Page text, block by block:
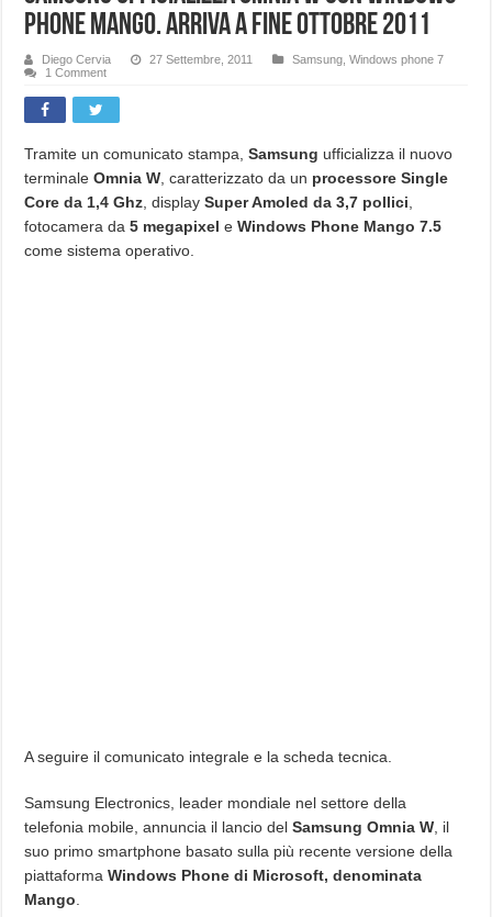
Phone Mango. Arriva a fine ottobre 2011
Diego Cervia 27 Settembre, 2011 Samsung ,Windows phone 7
1 Comment
Tramite un comunicato stampa,Samsung ufficializza il nuovo
terminaleOmnia W , caratterizzato da un processore Single
Core da 1,4 Ghz , displaySuper Amoled da 3,7 pollici
fotocamera da5 megapixel eWindows Phone Mango 7.5
come sistema operativo.
A seguire il comunicato integrale e la scheda tecnica.
Samsung Electronics, leader mondiale nel settore della
telefonia mobile, annuncia il lancio delSamsung Omnia W , il
suo primo smartphone basato sulla più recente versione della
piattaformaWindows Phone di Microsoft, denominata
Mango